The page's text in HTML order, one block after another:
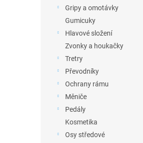
Gripy a omotávky
Gumicuky
Hlavové složení
Zvonky a houkačky
Tretry
Převodníky
Ochrany rámu
Měniče
Pedály
Kosmetika
Osy středové